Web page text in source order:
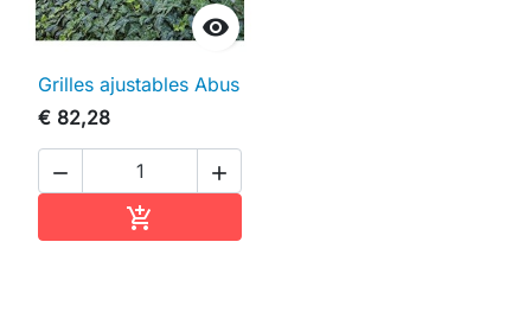

Grilles ajustables Abus
€ 82,28
 
